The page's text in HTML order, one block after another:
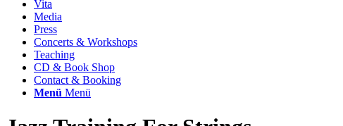
Vita
Media
Press
Concerts & Workshops
Teaching
CD & Book Shop
Contact & Booking
Menü Menü